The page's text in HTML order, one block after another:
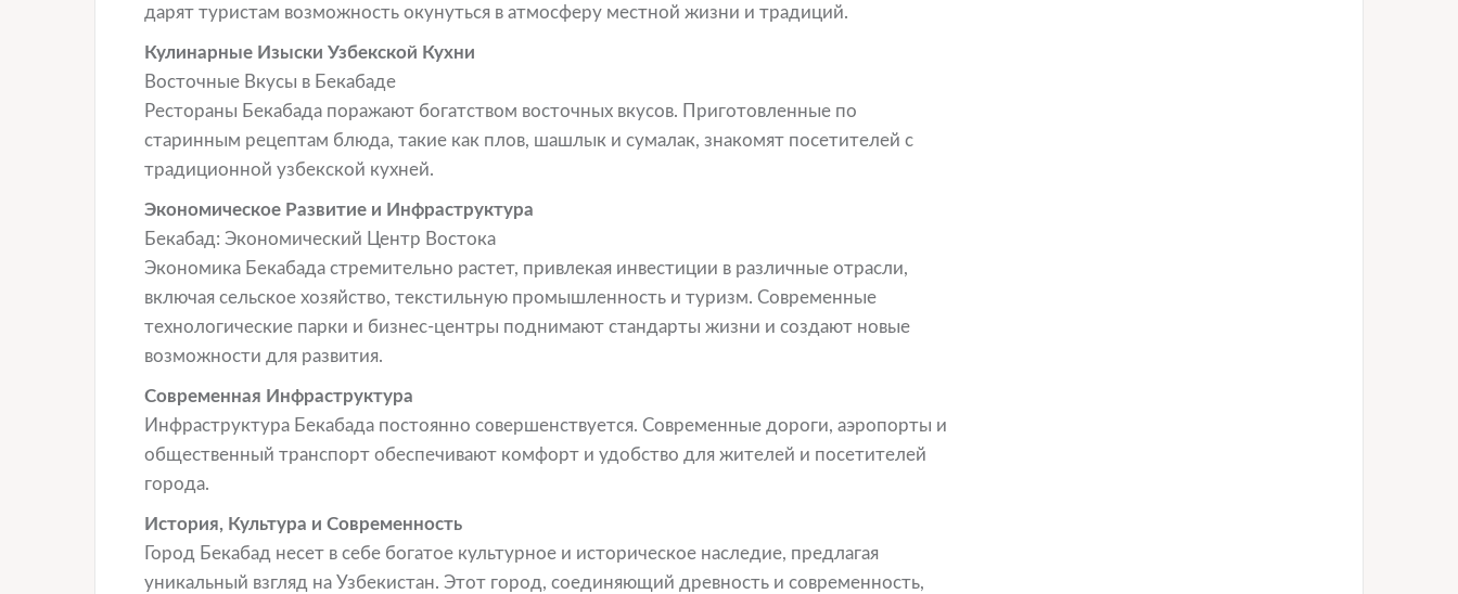
дарят туристам возможность окунуться в атмосферу местной жизни и традиций.
Кулинарные Изыски Узбекской Кухни
Восточные Вкусы в Бекабаде
Рестораны Бекабада поражают богатством восточных вкусов. Приготовленные по
старинным рецептам блюда, такие как плов, шашлык и сумалак, знакомят посетителей с
традиционной узбекской кухней.
Экономическое Развитие и Инфраструктура
Бекабад: Экономический Центр Востока
Экономика Бекабада стремительно растет, привлекая инвестиции в различные отрасли,
включая сельское хозяйство, текстильную промышленность и туризм. Современные
технологические парки и бизнес-центры поднимают стандарты жизни и создают новые
возможности для развития.
Современная Инфраструктура
Инфраструктура Бекабада постоянно совершенствуется. Современные дороги, аэропорты и
общественный транспорт обеспечивают комфорт и удобство для жителей и посетителей
города.
История, Культура и Современность
Город Бекабад несет в себе богатое культурное и историческое наследие, предлагая
уникальный взгляд на Узбекистан. Этот город, соединяющий древность и современность,